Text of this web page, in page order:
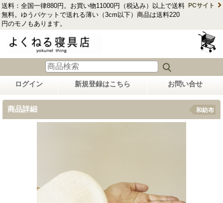
送料：全国一律880円。お買い物11000円（税込み）以上で送料
無料。ゆうパケットで送れる薄い（3cm以下）商品は送料220
円のモノもあります。
PCサイト
ログイン 新規登録はこちら お問い合せ
商品詳細 和紡布